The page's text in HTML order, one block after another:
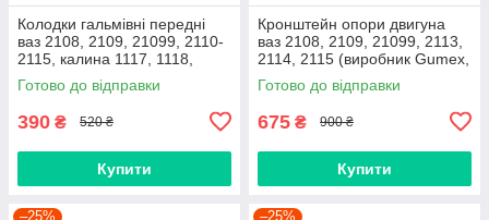
Колодки гальмівні передні
ваз 2108, 2109, 21099, 2110-
2115, калина 1117, 1118,
1119, приора 2170 (Raf,
Латвія)
Готово до відправки
390 ₴ 520 ₴
Купити
Кронштейн опори двигуна
ваз 2108, 2109, 21099, 2113,
2114, 2115 (виробник Gumex,
Польща)
Готово до відправки
675 ₴ 900 ₴
Купити
–25% –25%